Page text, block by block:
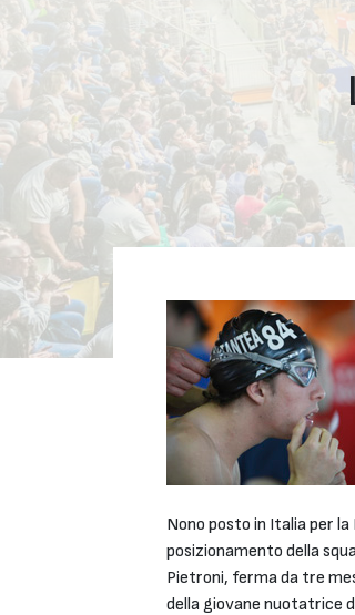
Nono posto in Italia per
posizionamento della
Pietroni, ferma da tre
della giovane nuotatrice